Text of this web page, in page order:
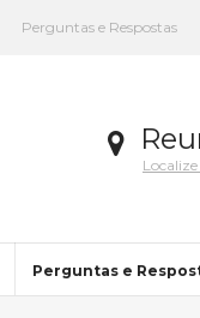
Perguntas e Respostas
Perguntas e